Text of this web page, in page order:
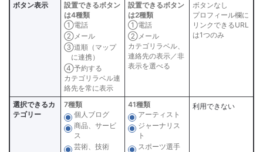
ボタン表示
設置できるボタン
は4種類
①電話
②メール
③道順（マップ
に連携）
④予約する
カテゴリラベル連
絡先を常に表示
設置できるボタン
は2種類
①電話
②メール
カテゴリラベル、
連絡先の表示／非
表示を選べる
ボタンなし
プロフィール欄に
リンクできるURL
は1つのみ
選択できるカ
テゴリー
7種類
個人ブログ
商品、サービ
ス
芸術、技術
41種類
アーティスト
ジャーナリス
ト
スポーツ選手
利用できない